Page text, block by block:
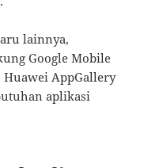
lainnya,
Google Mobile
Huawei AppGallery
aplikasi